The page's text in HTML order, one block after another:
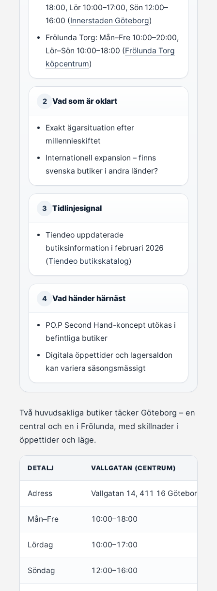
18:00, Lör 10:00–17:00, Sön 12:00–
16:00 (Innerstaden Göteborg)
Frölunda Torg: Mån–Fre 10:00–20:00,
Lör–Sön 10:00–18:00 (Frölunda Torg
köpcentrum)
2 Vad som är oklart
Exakt ägarsituation efter
millennieskiftet
Internationell expansion – finns
svenska butiker i andra länder?
3 Tidlinjesignal
Tiendeo uppdaterade
butiksinformation i februari 2026
(Tiendeo butikskatalog)
4 Vad händer härnäst
PO.P Second Hand-koncept utökas i
befintliga butiker
Digitala öppettider och lagersaldon
kan variera säsongsmässigt
Två huvudsakliga butiker täcker Göteborg – en
central och en i Frölunda, med skillnader i
öppettider och läge.
DETALJ VALLGATAN (CENTRUM)
Adress Vallgatan 14, 411 16 Göteborg (
Mån–Fre 10:00–18:00
Lördag 10:00–17:00
Söndag 12:00–16:00